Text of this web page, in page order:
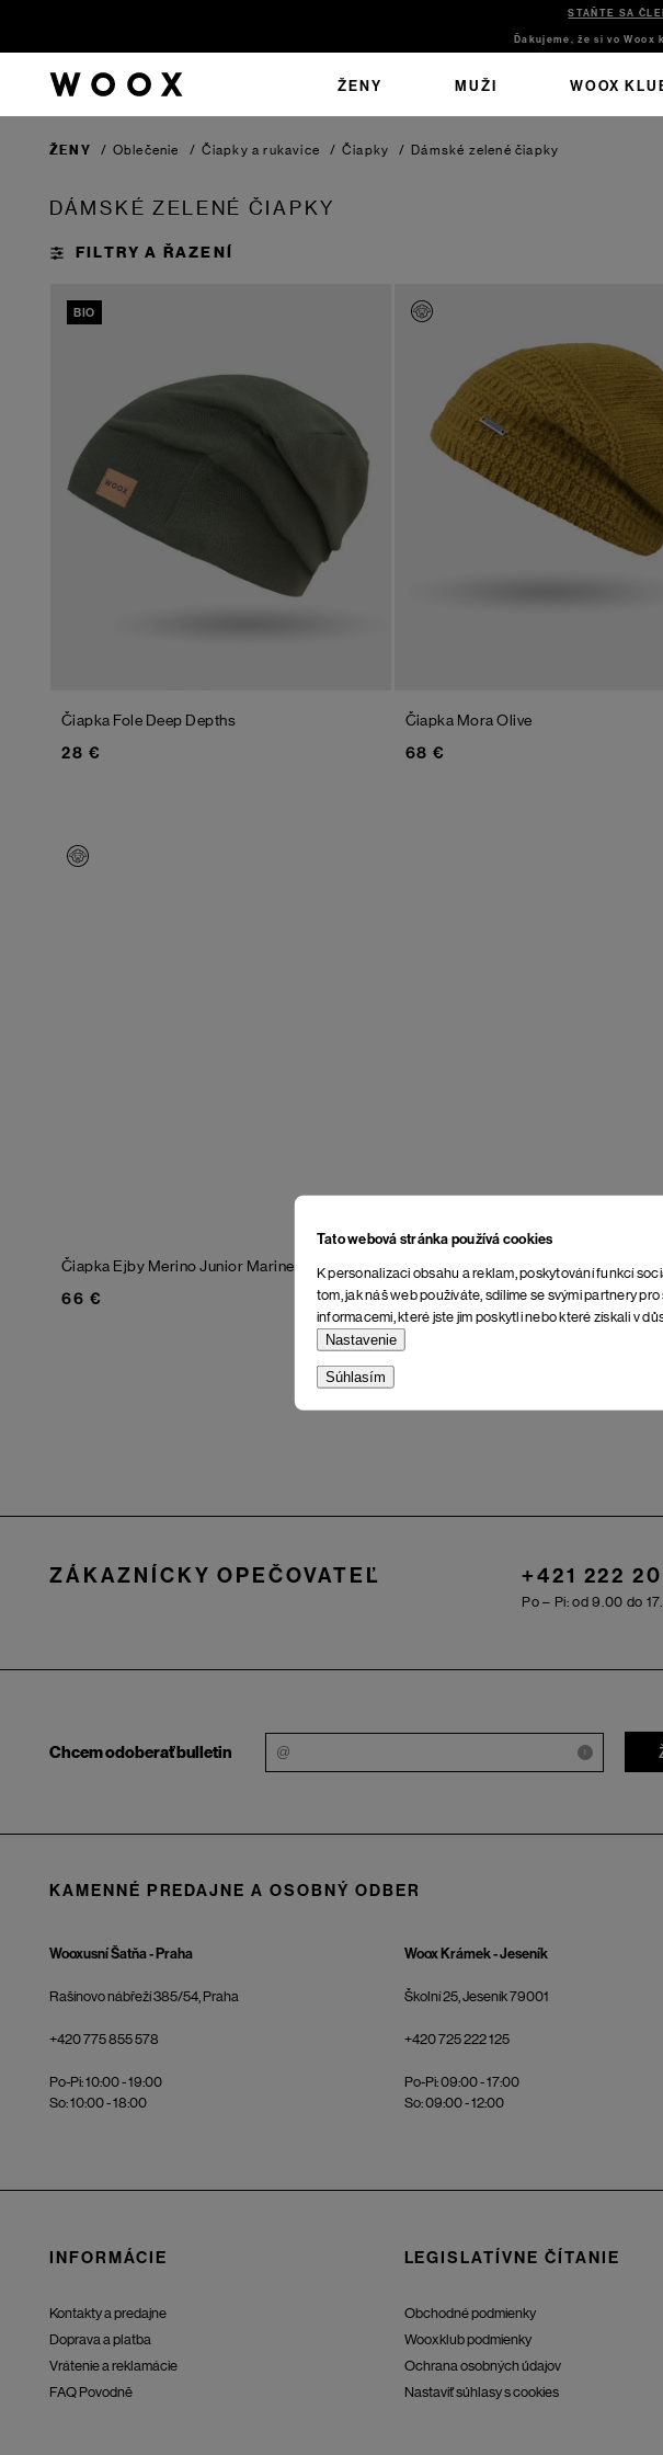
Tato webová stránka používá cookies
K personalizaci obsahu a reklam, poskytování funkcí
tom, jak náš web používáte, sdílíme se svými partnery
informacemi, které jste jim poskytli nebo které získali v
Nastavenie
Súhlasím
STAŇTE SA
Ďakujeme, že si vo
ŽENY MUŽI WOOX
ŽENY / Oblečenie / Čiapky a rukavice / Čiapky / Dámské zelené čiapky
DÁMSKÉ ZELENÉ ČIAPKY
BIO
Čiapka Fole Deep Depths
28 €
Čiapka MoraOlive
68 €
Čiapka Ejby Merino Junior Marine Green
66 €
ZÁKAZNÍCKY OPEČOVATEĽ +421 222
Po – Pi: od 9.00 do
Chcem odoberať bulletin i
KAMENNÉ PREDAJNE A OSOBNÝ ODBER
Wooxusní Šatňa - Praha
Rašínovo nábřeží 385/54, Praha
+420 775 855 578
Po-Pi: 10:00 - 19:00
So: 10:00 - 18:00
Woox Krámek - Jeseník
Školní 25, Jeseník 79001
+420 725 222 125
Po-Pi: 09:00 - 17:00
So: 09:00 - 12:00
INFORMÁCIE
Kontakty a predajne
Doprava a platba
Vrátenie a reklamácie
FAQ Povodně
LEGISLATÍVNE ČÍTANIE
Obchodné podmienky
Wooxklub podmienky
Ochrana osobných údajov
Nastaviť súhlasy s cookies